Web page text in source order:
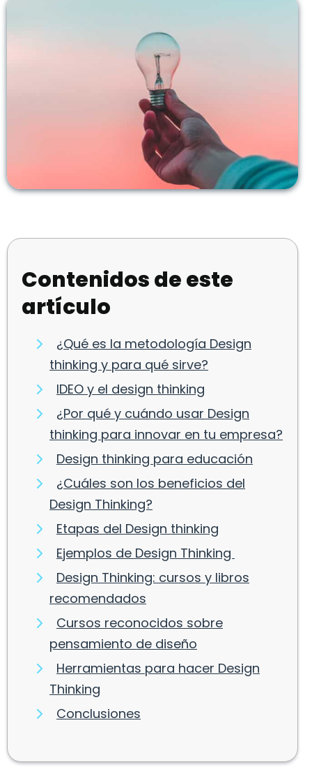
Contenidos de este
artículo
¿Qué es la metodología Design
thinking y para qué sirve?
IDEO y el design thinking
¿Por qué y cuándo usar Design
thinking para innovar en tu empresa?
Design thinking para educación
¿Cuáles son los beneficios del
Design Thinking?
Etapas del Design thinking
Ejemplos de Design Thinking
Design Thinking: cursos y libros
recomendados
Cursos reconocidos sobre
pensamiento de diseño
Herramientas para hacer Design
Thinking
Conclusiones